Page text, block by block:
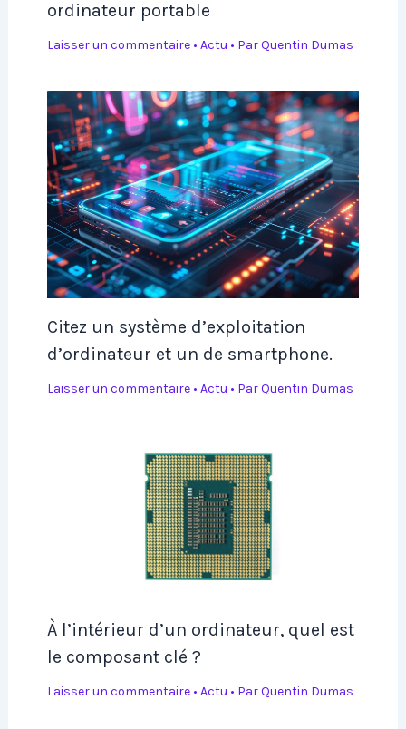
ordinateur portable
Laisser un commentaire • Actu • ParQuentin Dumas
Citez un système d’exploitation
d’ordinateur et un de smartphone.
Laisser un commentaire • Actu • ParQuentin Dumas
À l’intérieur d’un ordinateur, quel est
le composant clé ?
Laisser un commentaire • Actu • ParQuentin Dumas